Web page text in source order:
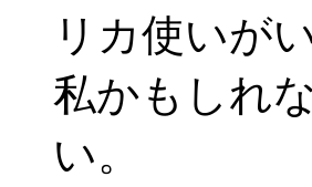
リカ使いが
私かもしれ
い。